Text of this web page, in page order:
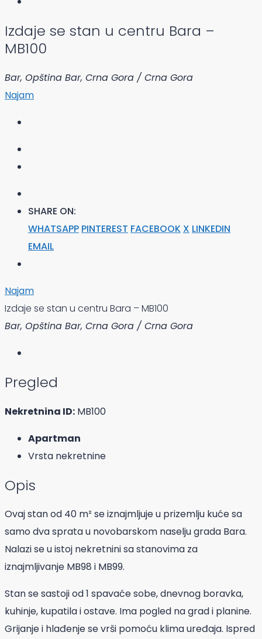
Izdaje se stan u centru Bara –
MB100
Bar, Opština Bar, Crna Gora / Crna Gora
Najam
SHARE ON:
WHATSAPP PINTEREST FACEBOOK X LINKEDIN
EMAIL
Najam
Izdaje se stan u centru Bara – MB100
Bar, Opština Bar, Crna Gora / Crna Gora
Pregled
Nekretnina ID: MB100
Apartman
Vrsta nekretnine
Opis
Ovaj stan od 40 m² se iznajmljuje u prizemlju kuće sa
samo dva sprata u novobarskom naselju grada Bara.
Nalazi se u istoj nekretnini sa stanovima za
iznajmljivanje MB98 i MB99.
Stan se sastoji od 1 spavaće sobe, dnevnog boravka,
kuhinje, kupatila i ostave. Ima pogled na grad i planine.
Grijanje i hlađenje se vrši pomoću klima uređaja. Ispred